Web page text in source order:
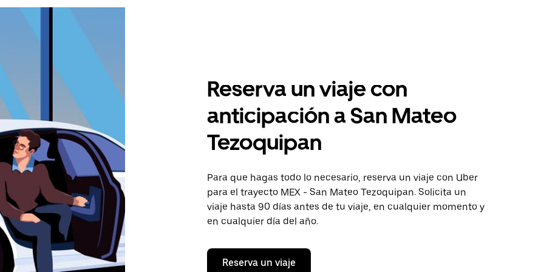
Reserva un viaje con
anticipación a San Mateo
Tezoquipan
Para que hagas todo lo necesario, reserva un viaje con Uber
para el trayecto MEX - San Mateo Tezoquipan. Solicita un
viaje hasta 90 días antes de tu viaje, en cualquier momento y
en cualquier día del año.
Reserva un viaje